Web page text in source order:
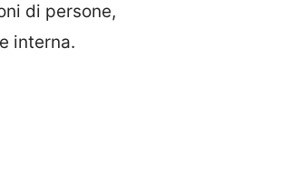
di persone,
interna.